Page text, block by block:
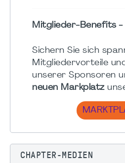
Mitglieder-Benefits -
Sichern Sie sich
Mitgliedervorteile
unserer Sponsoren
neuen Markplatz
CHAPTER-MEDIEN